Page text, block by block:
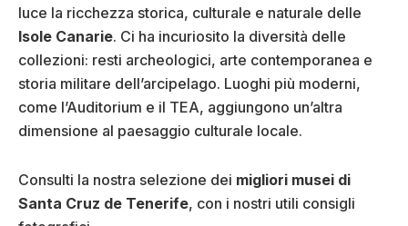
luce la ricchezza storica, culturale e naturale delle
Isole Canarie. Ci ha incuriosito la diversità delle
collezioni: resti archeologici, arte contemporanea e
storia militare dell’arcipelago. Luoghi più moderni,
come l’Auditorium e il TEA, aggiungono un’altra
dimensione al paesaggio culturale locale.
Consulti la nostra selezione dei migliori musei di
Santa Cruz de Tenerife, con i nostri utili consigli